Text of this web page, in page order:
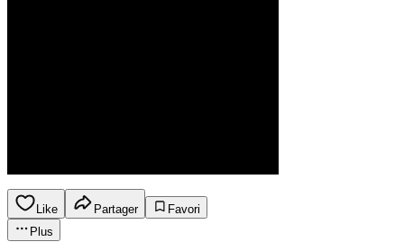
Like Partager
Favori
Plus